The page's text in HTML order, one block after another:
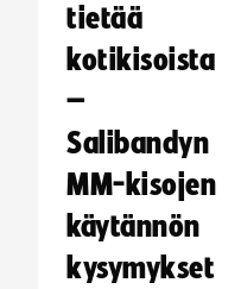
tietää
kotikisoista
–
Salibandyn
MM-kisojen
käytännön
kysymykset